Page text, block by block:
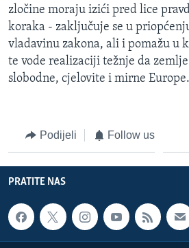
Learning English
PRATITE NAS
zločine moraju izići pred lice
koraka - zaključuje se u
vladavinu zakona, ali i pomažu u
te vode realizaciji težnje da
slobodne, cjelovite i mirne Europe.
Podijeli Follow us
PRATITE NAS